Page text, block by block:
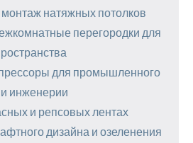
натяжных потолков
перегородки для
для промышленного
инженерии
и репсовых лентах
дизайна и озеленения